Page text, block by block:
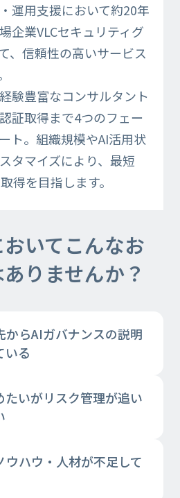
運用支援において約20年
企業VLCセキュリティグ
、信頼性の高いサービス
験豊富なコンサルタント
証取得まで4つのフェー
ト。組織規模やAI活用状
タマイズにより、最短
得を目指します。
いてこんなお
りませんか？
からAIガバナンスの説明
いる
たいがリスク管理が追い
ウハウ・人材が不足して